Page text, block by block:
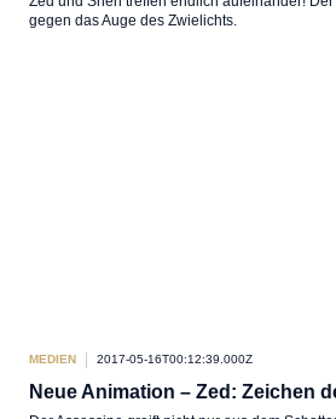
gegen das Auge des Zwielichts.
MEDIEN 2017-05-16T00:12:39.000Z
Neue Animation – Zed: Zeichen